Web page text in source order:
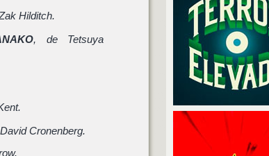
Hilditch.
, de Tetsuya
Cronenberg.